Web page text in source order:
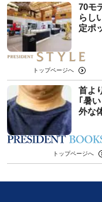
70モ
らし
定ポ
トップページへ
首よ
｢暑
外な
トップページへ